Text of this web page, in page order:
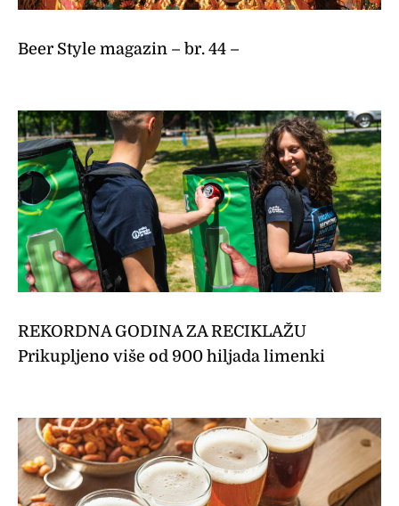
Beer Style magazin – br. 44 –
REKORDNA GODINA ZA RECIKLAŽU
Prikupljeno više od 900 hiljada limenki